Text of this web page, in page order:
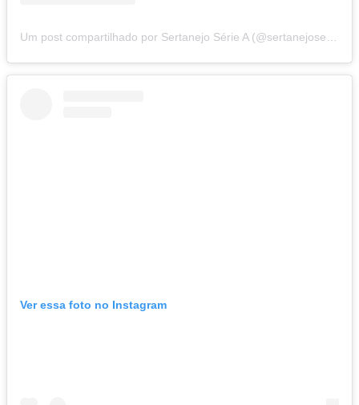
Ver essa foto no Instagram